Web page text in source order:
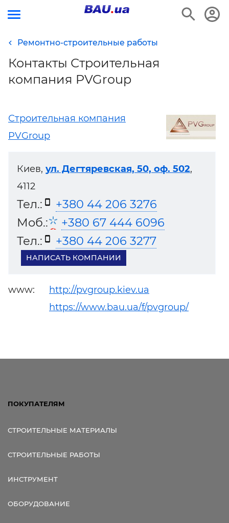
Ремонтно-строительные работы
Контакты Строительная
компания PVGroup
Строительная компания
PVGroup
Киев, ул. Дегтяревская, 50, оф. 502,
4112
Тел.:
+380 44 206 3276
Моб.:
+380 67 444 6096
Тел.:
+380 44 206 3277
НАПИСАТЬ КОМПАНИИ
www:
http://pvgroup.kiev.ua
https://www.bau.ua/f/pvgroup/
ПОКУПАТЕЛЯМ
СТРОИТЕЛЬНЫЕ МАТЕРИАЛЫ
СТРОИТЕЛЬНЫЕ РАБОТЫ
ИНСТРУМЕНТ
ОБОРУДОВАНИЕ